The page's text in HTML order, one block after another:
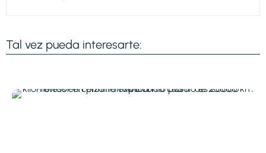
Tal vez pueda interesarte: